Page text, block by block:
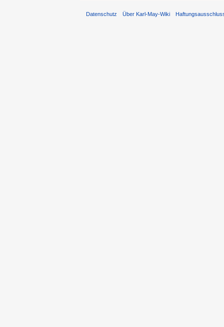
Datenschutz Über Karl-May-Wiki